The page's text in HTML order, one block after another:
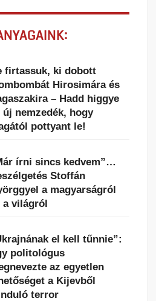
firtassuk, ki dobott
Hirosimára és
– Hadd higgye
új nemzedék, hogy
pottyant le!
írni sincs kedvem”…
Stoffán
a magyarságról
a világról
el kell tűnnie”:
politológus
az egyetlen
a Kijevből
terror